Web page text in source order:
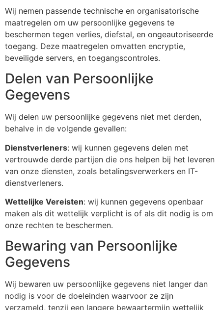
Wij nemen passende technische en organisatorische
maatregelen om uw persoonlijke gegevens te
beschermen tegen verlies, diefstal, en ongeautoriseerde
toegang. Deze maatregelen omvatten encryptie,
beveiligde servers, en toegangscontroles.
Delen van Persoonlijke
Gegevens
Wij delen uw persoonlijke gegevens niet met derden,
behalve in de volgende gevallen:
Dienstverleners: wij kunnen gegevens delen met
vertrouwde derde partijen die ons helpen bij het leveren
van onze diensten, zoals betalingsverwerkers en IT-
dienstverleners.
Wettelijke Vereisten: wij kunnen gegevens openbaar
maken als dit wettelijk verplicht is of als dit nodig is om
onze rechten te beschermen.
Bewaring van Persoonlijke
Gegevens
Wij bewaren uw persoonlijke gegevens niet langer dan
nodig is voor de doeleinden waarvoor ze zijn
verzameld, tenzij een langere bewaartermijn wettelijk